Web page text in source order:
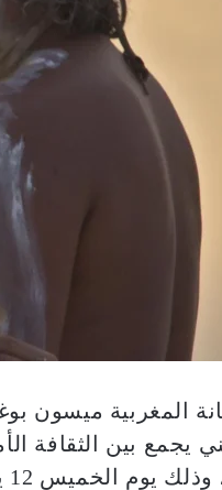
المغربية ميسون
بين الثقافة